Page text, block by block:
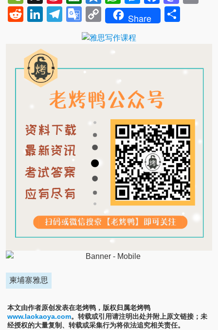
Weibo
RedditLinkedIn
Telegram
Google
Translate
Copy
Link
Share
柬埔寨雅思
本文由作者原创发表在老烤鸭，版权归属老烤鸭
www.laokaoya.com。转载或引用请注明出处并附上原文链接；未
经授权的大量复制、转载或采集行为将依法追究相关责任。